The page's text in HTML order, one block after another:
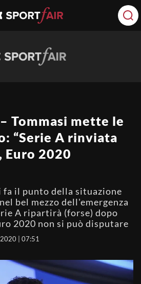
Tommasi mette le
“Serie A rinviata
Euro 2020
fa il punto della situazione
bel mezzo dell'emergenza
A ripartirà (forse) dopo
2020 non si può disputare
| 07:51